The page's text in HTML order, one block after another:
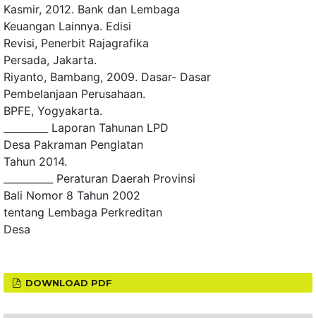
Kasmir, 2012. Bank dan Lembaga
Keuangan Lainnya. Edisi
Revisi, Penerbit Rajagrafika
Persada, Jakarta.
Riyanto, Bambang, 2009. Dasar- Dasar
Pembelanjaan Perusahaan.
BPFE, Yogyakarta.
_________ Laporan Tahunan LPD
Desa Pakraman Penglatan
Tahun 2014.
__________ Peraturan Daerah Provinsi
Bali Nomor 8 Tahun 2002
tentang Lembaga Perkreditan
Desa
DOWNLOAD PDF